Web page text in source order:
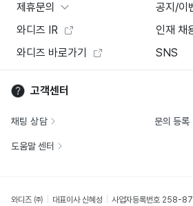
제휴문의
공지/이
와디즈 IR
인재 채
와디즈 바로가기
SNS
고객센터
채팅 상담 문의 등록
도움말 센터
와디즈 ㈜ 대표이사 신혜성 사업자등록번호 258-